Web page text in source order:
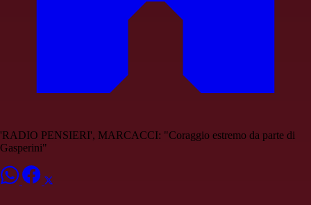
'RADIO PENSIERI', MARCACCI: "Coraggio estremo da parte di
Gasperini"